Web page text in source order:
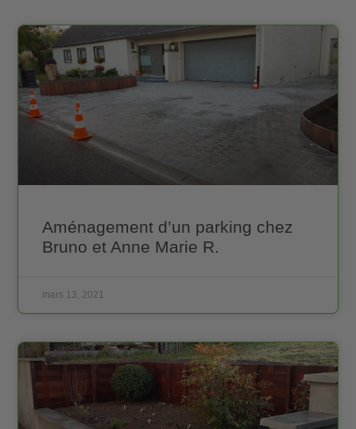
Aménagement d’un parking chez
Bruno et Anne Marie R.
mars 13, 2021